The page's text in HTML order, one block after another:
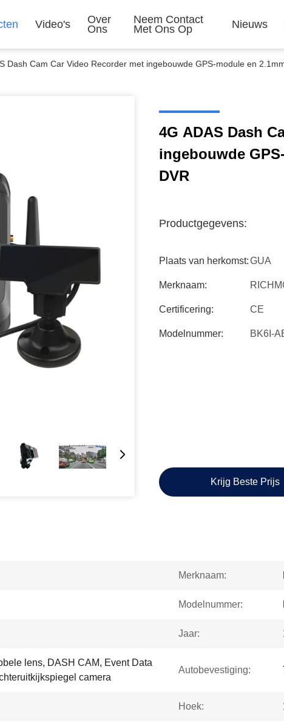
Video's
Over
Ons
Neem Contact
Met Ons Op
Nieuws
Dash Cam Car Video Recorder met ingebouwde GPS-module en
4G ADAS Dash
ingebouwde
DVR
Productgegevens:
Plaats van herkomst:GUA
Merknaam:
Certificering: CE
Modelnummer: BK6I-
Krijg Beste Prijs
Merknaam:
Modelnummer:
Jaar:
lens, DASH CAM, Event Data
camera
Autobevestiging:
Hoek: